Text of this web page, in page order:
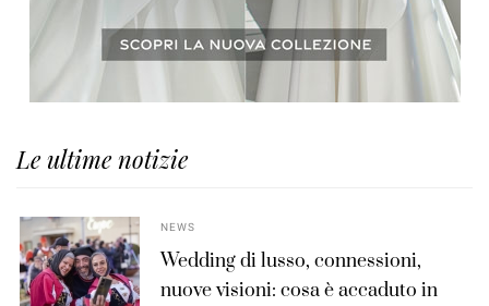
Le ultime notizie
NEWS
Wedding di lusso, connessioni,
nuove visioni: cosa è accaduto in